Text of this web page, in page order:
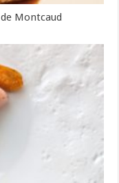
Montcaud